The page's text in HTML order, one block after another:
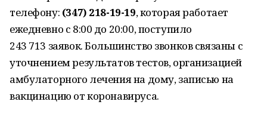
телефону: (347) 218-19-19, которая работает
ежедневно с 8:00 до 20:00, поступило
243 713 заявок. Большинство звонков связаны с
уточнением результатов тестов, организацией
амбулаторного лечения на дому, записью на
вакцинацию от коронавируса.